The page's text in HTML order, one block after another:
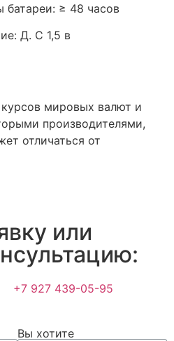
батареи: ≥ 48 часов
Д. С 1,5 в
мировых валют и
производителями,
отличаться от
или
+7 927 439-05-95
Вы хотите